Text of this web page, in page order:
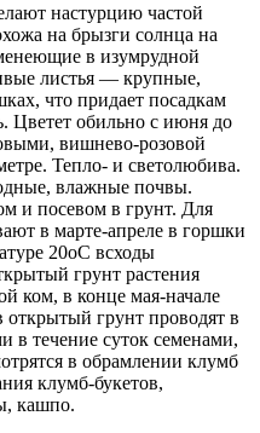
настурцию частой
на брызги солнца на
в изумрудной
листья — крупные,
что придает посадкам
Цветет обильно с июня до
вишнево-розовой
Тепло- и светолюбива.
влажные почвы.
и посевом в грунт. Для
в марте-апреле в горшки
20оС всходы
грунт растения
ком, в конце мая-начале
грунт проводят в
в течение суток семенами,
в обрамлении клумб
клумб-букетов,
кашпо.